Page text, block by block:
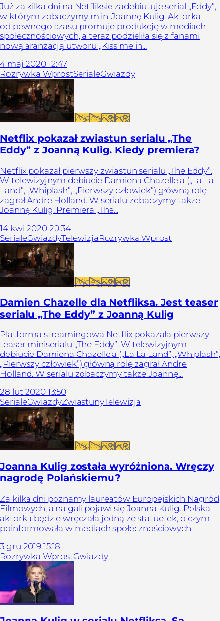
Już za kilka dni na Netfliksie zadebiutuje serial „Eddy”,
w którym zobaczymy m.in. Joannę Kulig. Aktorka
od pewnego czasu promuje produkcję w mediach
społecznościowych, a teraz podzieliła się z fanami
nową aranżacją utworu „Kiss me in...
4 maj 2020 12:47
Rozrywka WprostSerialeGwiazdy
WideoGaleria
Netflix pokazał zwiastun serialu „The
Eddy” z Joanną Kulig. Kiedy premiera?
Netflix pokazał pierwszy zwiastun serialu „The Eddy”.
W telewizyjnym debiucie Damiena Chazelle'a („La La
Land”, „Whiplash”, „Pierwszy człowiek”) główną rolę
zagrał Andre Holland. W serialu zobaczymy także
Joannę Kulig. Premiera „The...
14 kwi 2020 20:34
SerialeGwiazdyTelewizjaRozrywka Wprost
WideoGaleria
Damien Chazelle dla Netfliksa. Jest teaser
serialu „The Eddy” z Joanną Kulig
Platforma streamingowa Netflix pokazała pierwszy
teaser miniserialu „The Eddy”. W telewizyjnym
debiucie Damiena Chazelle'a („La La Land”, „Whiplash”,
„Pierwszy człowiek”) główną rolę zagrał Andre
Holland. W serialu zobaczymy także Joannę...
28 lut 2020 13:50
SerialeGwiazdyZwiastunyTelewizja
WideoGaleria
Joanna Kulig została wyróżniona. Wręczy
nagrodę Polańskiemu?
Za kilka dni poznamy laureatów Europejskich Nagród
Filmowych, a na gali pojawi się Joanna Kulig. Polska
aktorka będzie wręczała jedną ze statuetek, o czym
poinformowała w mediach społecznościowych.
3 gru 2019 15:18
Rozrywka WprostGwiazdy